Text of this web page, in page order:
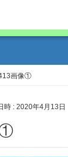
画像①
時 : 2020年4月13日
①